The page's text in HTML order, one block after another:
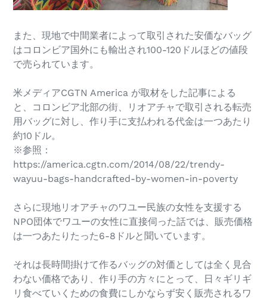
また、現地で中間業者によって取引された安価なバッグ
はコロンビア国外にも輸出され100-120ドルほどの値段
で売られています。
米メディアCGTN America が取材をした記事による
と、コロンビア北部の街、リオアチャで取引される転売
用バッグに対し、作り手に支払われる代金は一つあたり
約10ドル。
※参照：
https://america.cgtn.com/2014/08/22/trendy-
wayuu-bags-handcrafted-by-women-in-poverty
さらに現地リオアチャのワユー民族の女性を支援する
NPO団体でワユーの女性に直接伺った話では、販売価格
は一つあたりたった6-8ドルと聞いています。
それは長時間掛けて作るバッグの対価としては全く見合
わない価格であり、作り手の方々にとって、日々ギリギ
リ食べていくための食費にしかならず安く販売されるワ